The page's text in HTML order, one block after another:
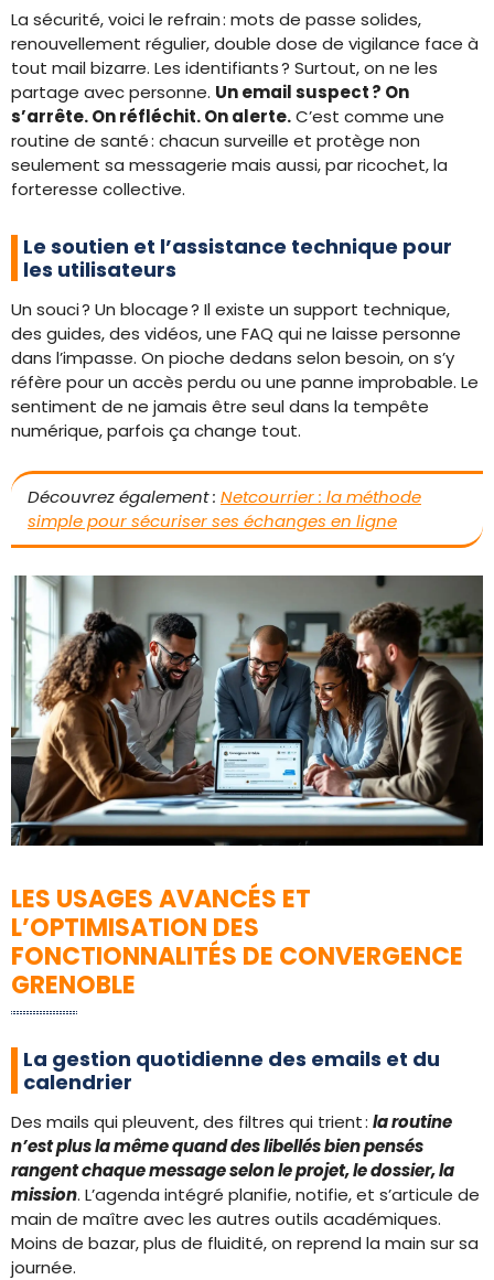
La sécurité, voici le refrain : mots de passe solides,
renouvellement régulier, double dose de vigilance face à
tout mail bizarre. Les identifiants ? Surtout, on ne les
partage avec personne. Un email suspect ? On
s’arrête. On réfléchit. On alerte.C’est comme une
routine de santé : chacun surveille et protège non
seulement sa messagerie mais aussi, par ricochet, la
forteresse collective.
Le soutien et l’assistance technique pour
les utilisateurs
Un souci ? Un blocage ? Il existe un support technique,
des guides, des vidéos, une FAQ qui ne laisse personne
dans l’impasse. On pioche dedans selon besoin, on s’y
réfère pour un accès perdu ou une panne improbable. Le
sentiment de ne jamais être seul dans la tempête
numérique, parfois ça change tout.
Découvrez également : Netcourrier : la méthode
simple pour sécuriser ses échanges en ligne
LES USAGES AVANCÉS ET
L’OPTIMISATION DES
FONCTIONNALITÉS DE CONVERGENCE
GRENOBLE
La gestion quotidienne des emails et du
calendrier
Des mails qui pleuvent, des filtres qui trient : la routine
n’est plus la même quand des libellés bien pensés
rangent chaque message selon le projet, le dossier, la
mission. L’agenda intégré planifie, notifie, et s’articule de
main de maître avec les autres outils académiques.
Moins de bazar, plus de fluidité, on reprend la main sur sa
journée.